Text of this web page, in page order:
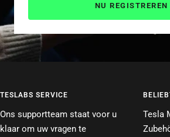
NU REGISTREREN
TESLABS SERVICE
Ons supportteam staat voor u
klaar om uw vragen te
Tesla